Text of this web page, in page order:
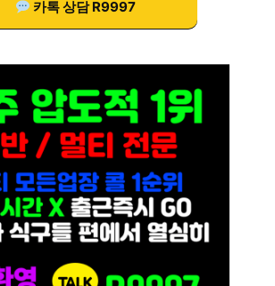
카톡 상담 R9997